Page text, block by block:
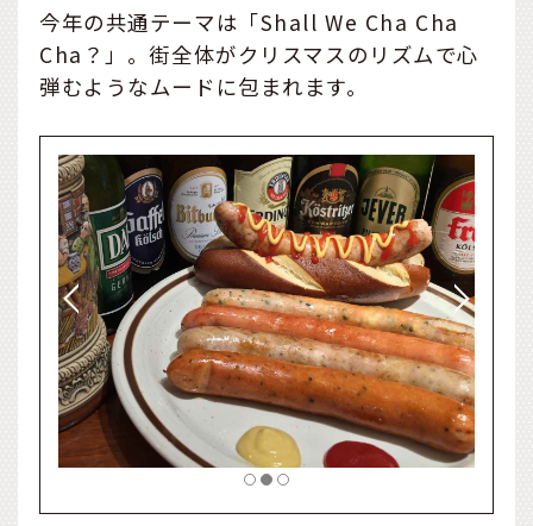
今年の共通テーマは「Shall We Cha Cha
Cha？」。街全体がクリスマスのリズムで心
弾むようなムードに包まれます。